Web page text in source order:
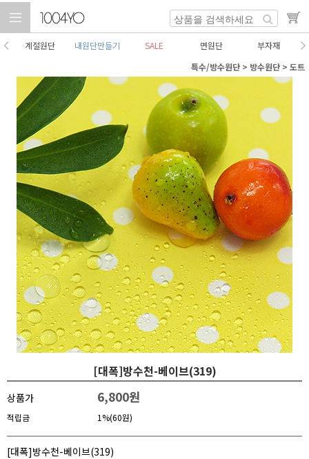
계절원단 내원단만들기 SALE 면원단
부자재
특수/방수원단 > 방수원단 > 도트
[대폭]방수천-베이브(319)
상품가 6,800원
적립금 1%(60원)
[대폭]방수천-베이브(319)